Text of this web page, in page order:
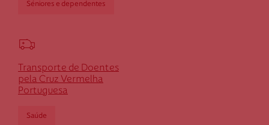
Séniores e dependentes
Transporte de Doentes
pela Cruz Vermelha
Portuguesa
Saúde